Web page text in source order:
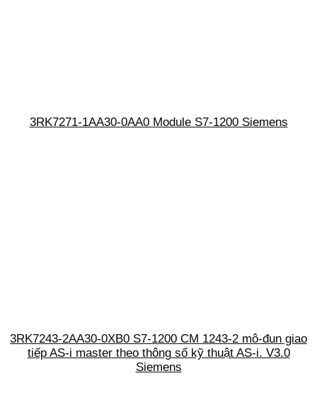
3RK7271-1AA30-0AA0 Module S7-1200 Siemens
3RK7243-2AA30-0XB0 S7-1200 CM 1243-2 mô-đun giao
tiếp AS-i master theo thông số kỹ thuật AS-i. V3.0
Siemens